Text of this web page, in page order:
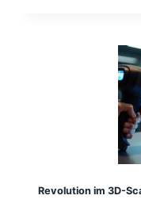
Revolution im 3D-